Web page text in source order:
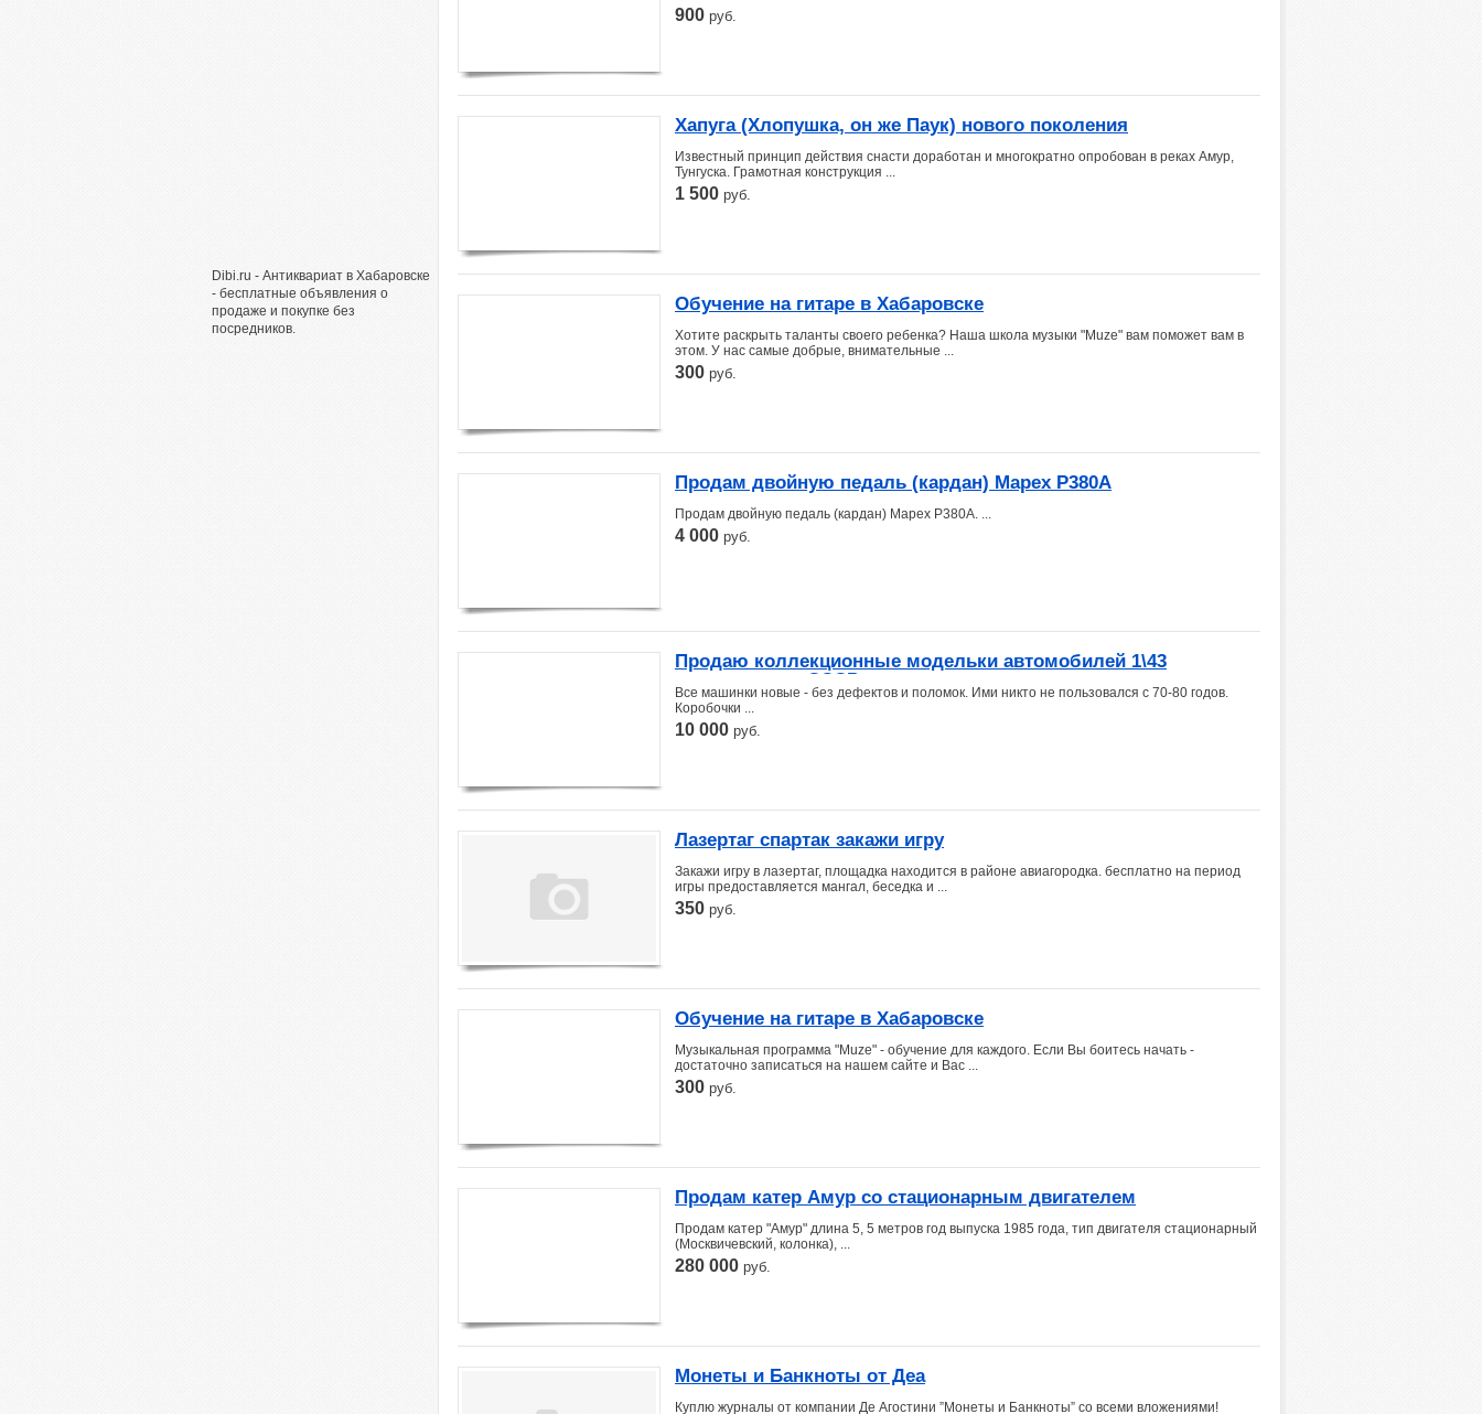
Dibi.ru - Антиквариат в Хабаровске
- бесплатные объявления о
продаже и покупке без
посредников.
900 руб.
Хапуга (Хлопушка, он же Паук) нового поколения
Известный принцип действия снасти доработан и многократно опробован в реках Амур,
Тунгуска. Грамотная конструкция ...
1 500 руб.
Обучение на гитаре в Хабаровске
Хотите раскрыть таланты своего ребенка? Наша школа музыки "Muze" вам поможет вам в
этом. У нас самые добрые, внимательные ...
300 руб.
Продам двойную педаль (кардан) Mapex P380A
Продам двойную педаль (кардан) Mapex P380A. ...
4 000 руб.
Продаю коллекционные модельки автомобилей 1\43
производства СССР
Все машинки новые - без дефектов и поломок. Ими никто не пользовался с 70-80 годов.
Коробочки ...
10 000 руб.
Лазертаг спартак закажи игру
Закажи игру в лазертаг, площадка находится в районе авиагородка. бесплатно на период
игры предоставляется мангал, беседка и ...
350 руб.
Обучение на гитаре в Хабаровске
Музыкальная программа "Muze" - обучение для каждого. Если Вы боитесь начать -
достаточно записаться на нашем сайте и Вас ...
300 руб.
Продам катер Амур со стационарным двигателем
Продам катер "Амур" длина 5, 5 метров год выпуска 1985 года, тип двигателя стационарный
(Москвичевский, колонка), ...
280 000 руб.
Монеты и Банкноты от Деа
Куплю журналы от компании Де Агостини ”Монеты и Банкноты” со всеми вложениями!